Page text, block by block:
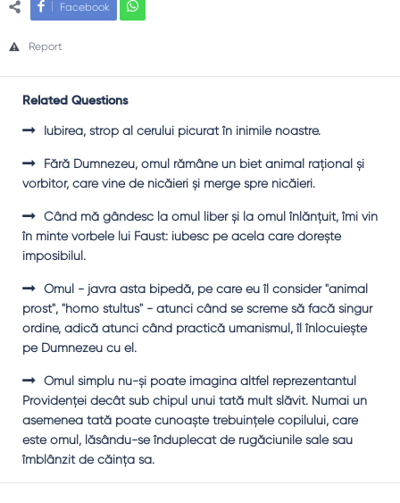
Facebook
Report
Related Questions
Iubirea, strop al cerului picurat în inimile noastre.
Fără Dumnezeu, omul rămâne un biet animal raţional şi
vorbitor, care vine de nicăieri şi merge spre nicăieri.
Când mă gândesc la omul liber şi la omul înlănţuit, îmi vin
în minte vorbele lui Faust: iubesc pe acela care doreşte
imposibilul.
Omul - javra asta bipedă, pe care eu îl consider "animal
prost", "homo stultus" - atunci când se screme să facă singur
ordine, adică atunci când practică umanismul, îl înlocuieşte
pe Dumnezeu cu el.
Omul simplu nu-şi poate imagina altfel reprezentantul
Providenţei decât sub chipul unui tată mult slăvit. Numai un
asemenea tată poate cunoaşte trebuinţele copilului, care
este omul, lăsându-se înduplecat de rugăciunile sale sau
îmblânzit de căinţa sa.